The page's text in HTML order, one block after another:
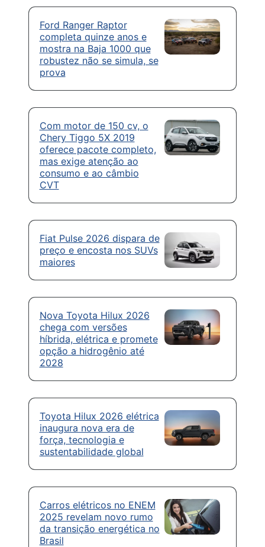
Ford Ranger Raptor
completa quinze anos e
mostra na Baja 1000 que
robustez não se simula, se
prova
Com motor de 150 cv, o
Chery Tiggo 5X 2019
oferece pacote completo,
mas exige atenção ao
consumo e ao câmbio
CVT
Fiat Pulse 2026 dispara de
preço e encosta nos SUVs
maiores
Nova Toyota Hilux 2026
chega com versões
híbrida, elétrica e promete
opção a hidrogênio até
2028
Toyota Hilux 2026 elétrica
inaugura nova era de
força, tecnologia e
sustentabilidade global
Carros elétricos no ENEM
2025 revelam novo rumo
da transição energética no
Brasil